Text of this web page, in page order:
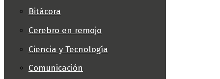
Bitácora
Cerebro en remojo
Ciencia y Tecnología
Comunicación